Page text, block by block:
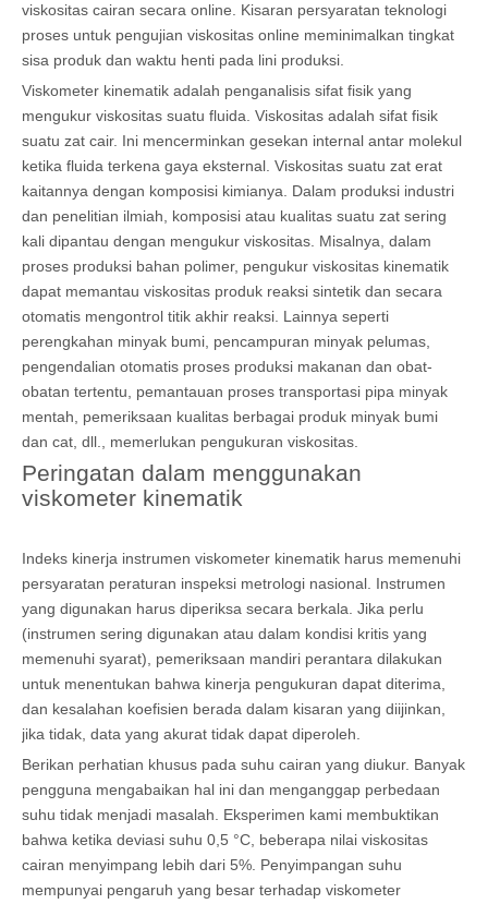
viskositas cairan secara online. Kisaran persyaratan teknologi
proses untuk pengujian viskositas online meminimalkan tingkat
sisa produk dan waktu henti pada lini produksi.
Viskometer kinematik adalah penganalisis sifat fisik yang
mengukur viskositas suatu fluida. Viskositas adalah sifat fisik
suatu zat cair. Ini mencerminkan gesekan internal antar molekul
ketika fluida terkena gaya eksternal. Viskositas suatu zat erat
kaitannya dengan komposisi kimianya. Dalam produksi industri
dan penelitian ilmiah, komposisi atau kualitas suatu zat sering
kali dipantau dengan mengukur viskositas. Misalnya, dalam
proses produksi bahan polimer, pengukur viskositas kinematik
dapat memantau viskositas produk reaksi sintetik dan secara
otomatis mengontrol titik akhir reaksi. Lainnya seperti
perengkahan minyak bumi, pencampuran minyak pelumas,
pengendalian otomatis proses produksi makanan dan obat-
obatan tertentu, pemantauan proses transportasi pipa minyak
mentah, pemeriksaan kualitas berbagai produk minyak bumi
dan cat, dll., memerlukan pengukuran viskositas.
Peringatan dalam menggunakan
viskometer kinematik
Indeks kinerja instrumen viskometer kinematik harus memenuhi
persyaratan peraturan inspeksi metrologi nasional. Instrumen
yang digunakan harus diperiksa secara berkala. Jika perlu
(instrumen sering digunakan atau dalam kondisi kritis yang
memenuhi syarat), pemeriksaan mandiri perantara dilakukan
untuk menentukan bahwa kinerja pengukuran dapat diterima,
dan kesalahan koefisien berada dalam kisaran yang diijinkan,
jika tidak, data yang akurat tidak dapat diperoleh.
Berikan perhatian khusus pada suhu cairan yang diukur. Banyak
pengguna mengabaikan hal ini dan menganggap perbedaan
suhu tidak menjadi masalah. Eksperimen kami membuktikan
bahwa ketika deviasi suhu 0,5 °C, beberapa nilai viskositas
cairan menyimpang lebih dari 5%. Penyimpangan suhu
mempunyai pengaruh yang besar terhadap viskometer